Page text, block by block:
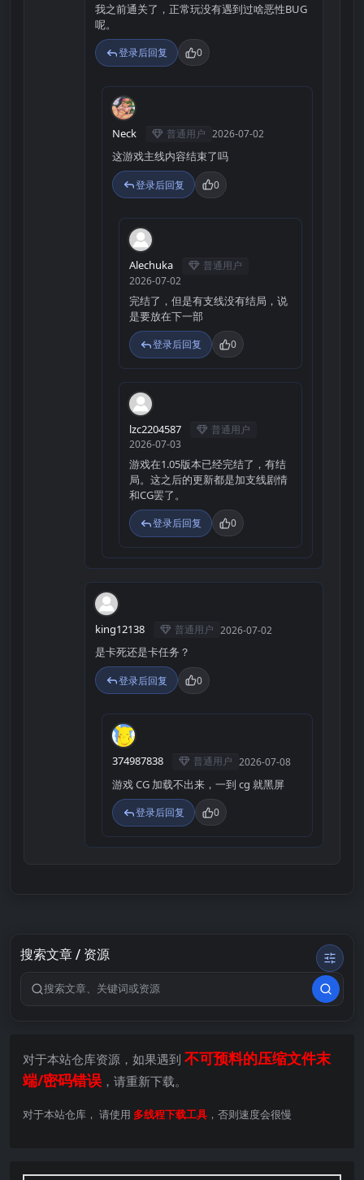
我之前通关了，正常玩没有遇到过啥恶性BUG
呢。
登录后回复 0
N
Neck 普通用户 2026-07-02
这游戏主线内容结束了吗
登录后回复 0
A
Alechuka
普通用户
2026-07-02
完结了，但是有支线没有结局，说
是要放在下一部
登录后回复 0
L
lzc2204587
普通用户
2026-07-03
游戏在1.05版本已经完结了，有结
局。这之后的更新都是加支线剧情
和CG罢了。
登录后回复 0
K
king12138 普通用户 2026-07-02
是卡死还是卡任务？
登录后回复 0
3
374987838 普通用户 2026-07-08
游戏 CG 加载不出来，一到 cg 就黑屏
登录后回复 0
搜索文章 / 资源
搜索关键词
对于本站仓库资源，如果遇到 不可预料的压缩文件末
端/密码错误 ，请重新下载。
对于本站仓库， 请使用 多线程下载工具 ，否则速度会很慢